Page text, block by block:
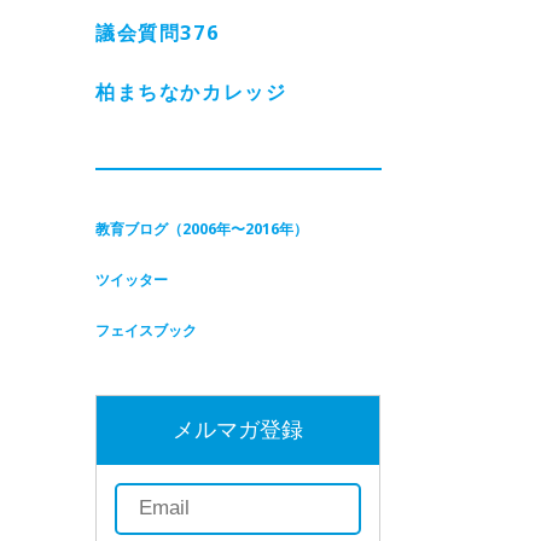
議会質問376
柏まちなかカレッジ
教育ブログ（2006年〜2016年）
ツイッター
フェイスブック
メルマガ登録